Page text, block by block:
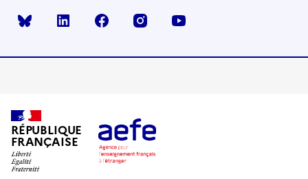
Bluesky linkedin facebook instagram
RÉPUBLIQUE
FRANÇAISE